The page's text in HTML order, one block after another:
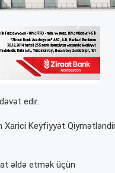
edir.
Xarici Keyfiyyət
əldə etmək üçün